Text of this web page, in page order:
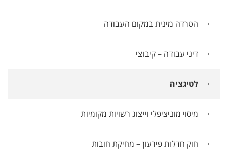
הטרדה מינית במקום העבודה
דיני עבודה – קיבוצי
לטיגציה
מיסוי מוניציפלי וייצוג רשויות מקומיות
חוק חדלות פירעון – מחיקת חובות